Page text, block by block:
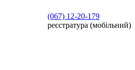
(067) 12-20-179
реєстратура (мобільний)